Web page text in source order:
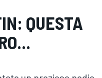
QUESTA